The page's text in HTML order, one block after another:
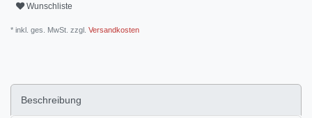
Wunschliste
* inkl. ges. MwSt. zzgl. Versandkosten
Beschreibung